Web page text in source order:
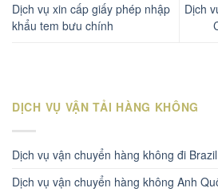
Dịch vụ xin cấp giấy phép nhập
khẩu tem bưu chính
Dịch
DỊCH VỤ VẬN TẢI HÀNG KHÔNG
Dịch vụ vận chuyển hàng không đi
Dịch vụ vận chuyển hàng không Anh